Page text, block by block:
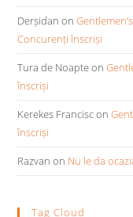
Derșidan on
Concurenți înscriși
Tura de Noapteon
înscriși
Kerekes Franciscon
înscriși
Razvan on Nu le da
Tag Cloud